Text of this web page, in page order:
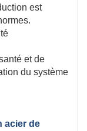
est
et de
du système
acier de